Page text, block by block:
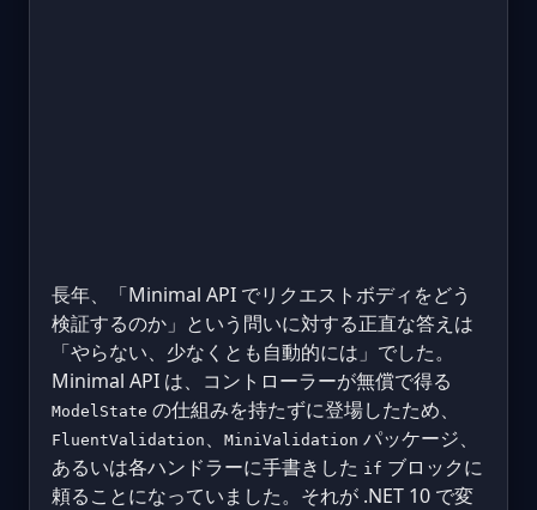
長年、「Minimal API でリクエストボディをどう
検証するのか」という問いに対する正直な答えは
「やらない、少なくとも自動的には」でした。
Minimal API は、コントローラーが無償で得る
ModelState の仕組みを持たずに登場したため、
FluentValidation 、 MiniValidation パッケージ、
あるいは各ハンドラーに手書きした if ブロックに
頼ることになっていました。それが .NET 10 で変